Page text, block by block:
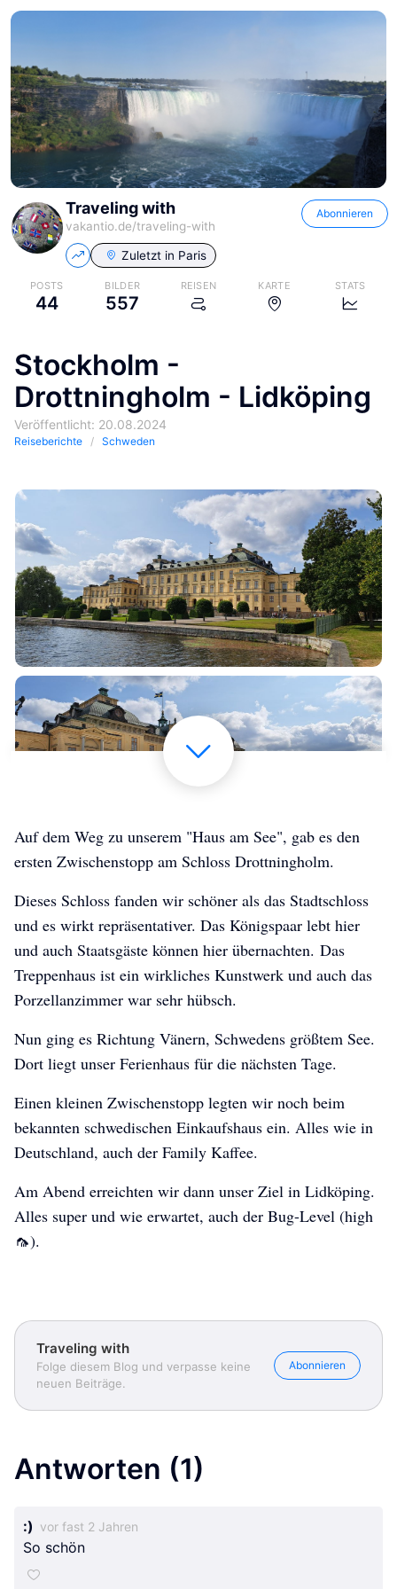
Traveling with
vakantio.de/traveling-with
Abonnieren
Zuletzt in Paris
POSTS
44
BILDER
557
REISEN KARTE STATS
Stockholm -
Drottningholm - Lidköping
Veröffentlicht: 20.08.2024
Reiseberichte Schweden
Auf dem Weg zu unserem "Haus am See", gab es den
ersten Zwischenstopp am Schloss Drottningholm.
Dieses Schloss fanden wir schöner als das Stadtschloss
und es wirkt repräsentativer. Das Königspaar lebt hier
und auch Staatsgäste können hier übernachten. Das
Treppenhaus ist ein wirkliches Kunstwerk und auch das
Porzellanzimmer war sehr hübsch.
Nun ging es Richtung Vänern, Schwedens größtem See.
Dort liegt unser Ferienhaus für die nächsten Tage.
Einen kleinen Zwischenstopp legten wir noch beim
bekannten schwedischen Einkaufshaus ein. Alles wie in
Deutschland, auch der Family Kaffee.
Am Abend erreichten wir dann unser Ziel in Lidköping.
Alles super und wie erwartet, auch der Bug-Level (high
🦟).
Traveling with
Folge diesem Blog und verpasse keine
neuen Beiträge.
Abonnieren
Antworten (1)
:) vor fast 2 Jahren
So schön